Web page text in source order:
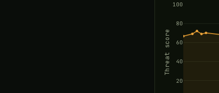
20
40
60
80
100
Threat score